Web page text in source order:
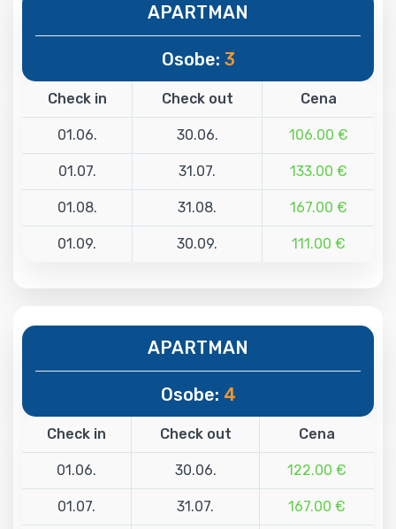
APARTMAN
Osobe: 3
Check in Check out Cena
01.06. 30.06. 106.00 €
01.07. 31.07. 133.00 €
01.08. 31.08. 167.00 €
01.09. 30.09. 111.00 €
APARTMAN
Osobe: 4
Check in Check out Cena
01.06. 30.06. 122.00 €
01.07. 31.07. 167.00 €